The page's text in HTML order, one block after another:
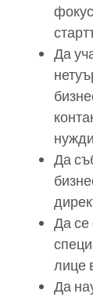
Да
Да
Да се
лице
Да